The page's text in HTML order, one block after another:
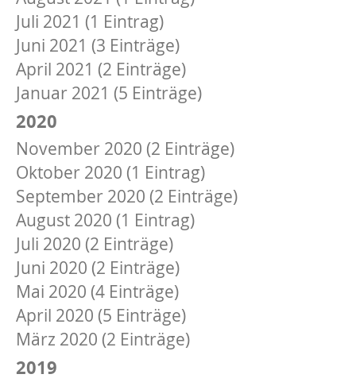
Juli 2021 (1 Eintrag)
Juni 2021 (3 Einträge)
April 2021 (2 Einträge)
Januar 2021 (5 Einträge)
2020
November 2020 (2 Einträge)
Oktober 2020 (1 Eintrag)
September 2020 (2 Einträge)
August 2020 (1 Eintrag)
Juli 2020 (2 Einträge)
Juni 2020 (2 Einträge)
Mai 2020 (4 Einträge)
April 2020 (5 Einträge)
März 2020 (2 Einträge)
2019